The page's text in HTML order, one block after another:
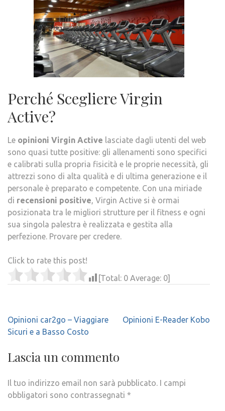
Perché Scegliere Virgin
Active?
Le opinioni Virgin Active lasciate dagli utenti del web
sono quasi tutte positive: gli allenamenti sono specifici
e calibrati sulla propria fisicità e le proprie necessità, gli
attrezzi sono di alta qualità e di ultima generazione e il
personale è preparato e competente. Con una miriade
di recensioni positive, Virgin Active si è ormai
posizionata tra le migliori strutture per il fitness e ogni
sua singola palestra è realizzata e gestita alla
perfezione. Provare per credere.
Click to rate this post!
[Total: 0 Average: 0]
Navigazione
articoli
Opinioni car2go – Viaggiare
Sicuri e a Basso Costo
Opinioni E-Reader Kobo
Lascia un commento
Il tuo indirizzo email non sarà pubblicato. I campi
obbligatori sono contrassegnati *